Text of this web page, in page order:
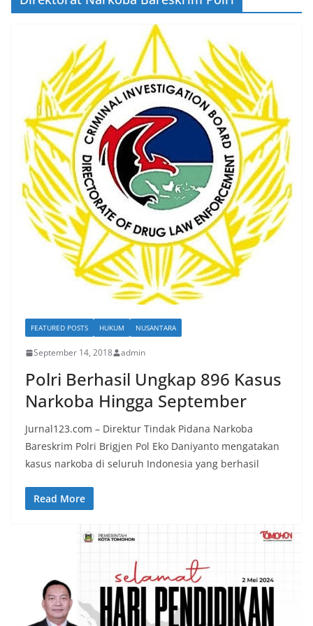
FEATURED POSTS HUKUM NUSANTARA
September 14, 2018 admin
Polri Berhasil Ungkap 896 Kasus
Narkoba Hingga September
Jurnal123.com – Direktur Tindak Pidana Narkoba
Bareskrim Polri Brigjen Pol Eko Daniyanto mengatakan
kasus narkoba di seluruh Indonesia yang berhasil
Read More